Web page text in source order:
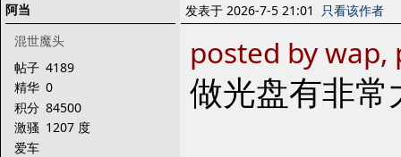
阿当
混世魔头
帖子 4189
精华 0
积分 84500
激骚 1207 度
爱车
发表于 2026-7-5 21:01 只看该作者
posted by
做光盘有非